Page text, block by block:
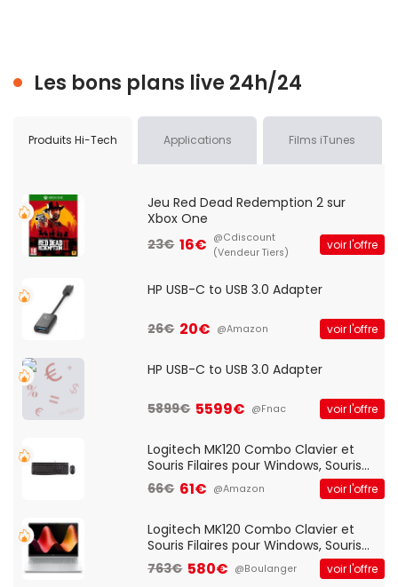
Les bons plans live 24h/24
Produits Hi-Tech Applications Films iTunes
Jeu Red Dead Redemption 2 sur
Xbox One
23€ 16€ @Cdiscount
(Vendeur Tiers)
voir l'offre
HP USB-C to USB 3.0 Adapter
26€ 20€ @Amazon voir l'offre
HP USB-C to USB 3.0 Adapter
5899€ 5599€ @Fnac voir l'offre
Logitech MK120 Combo Clavier et
Souris Filaires pour Windows, Souris
Optique Filaire, Connexion USB Plug
And Play, Confortable, Taille
QWERTY UK - Noir
66€ 61€ @Amazon voir l'offre
Logitech MK120 Combo Clavier et
Souris Filaires pour Windows, Souris
Optique Filaire, Connexion USB Plug
And Play, Confortable, Taille
763€ 580€ @Boulanger voir l'offre